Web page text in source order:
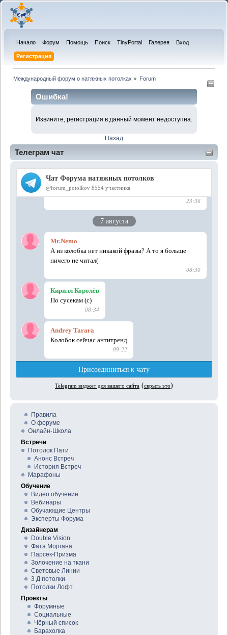
Начало Форум Помощь Поиск TinyPortal Галерея Вход
Регистрация
Международный форум о натяжных потолках » Forum
Телеграм чат
Правила
О форуме
Онлайн-Школа
Встречи
Потолок Пати
Анонс Встреч
История Встреч
Марафоны
Обучение
Видео обучение
Вебинары
Обучающие Центры
Эксперты Форума
Дизайнерам
Double Vision
Фата Моргана
Парсек-Призма
Золочение на ткани
Световые Линии
3 Д потолки
Потолки Лофт
Проекты
Форумные
Социальные
Чёрный список
Барахолка
Ошибка!
Извините, регистрация в данный момент недоступна.
Назад